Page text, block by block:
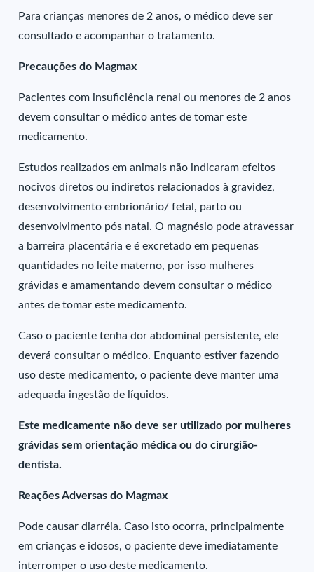
Para crianças menores de 2 anos, o médico deve ser
consultado e acompanhar o tratamento.
Precauções do Magmax
Pacientes com insuficiência renal ou menores de 2 anos
devem consultar o médico antes de tomar este
medicamento.
Estudos realizados em animais não indicaram efeitos
nocivos diretos ou indiretos relacionados à gravidez,
desenvolvimento embrionário/ fetal, parto ou
desenvolvimento pós natal. O magnésio pode atravessar
a barreira placentária e é excretado em pequenas
quantidades no leite materno, por isso mulheres
grávidas e amamentando devem consultar o médico
antes de tomar este medicamento.
Caso o paciente tenha dor abdominal persistente, ele
deverá consultar o médico. Enquanto estiver fazendo
uso deste medicamento, o paciente deve manter uma
adequada ingestão de líquidos.
Este medicamente não deve ser utilizado por mulheres
grávidas sem orientação médica ou do cirurgião-
dentista.
Reações Adversas do Magmax
Pode causar diarréia. Caso isto ocorra, principalmente
em crianças e idosos, o paciente deve imediatamente
interromper o uso deste medicamento.